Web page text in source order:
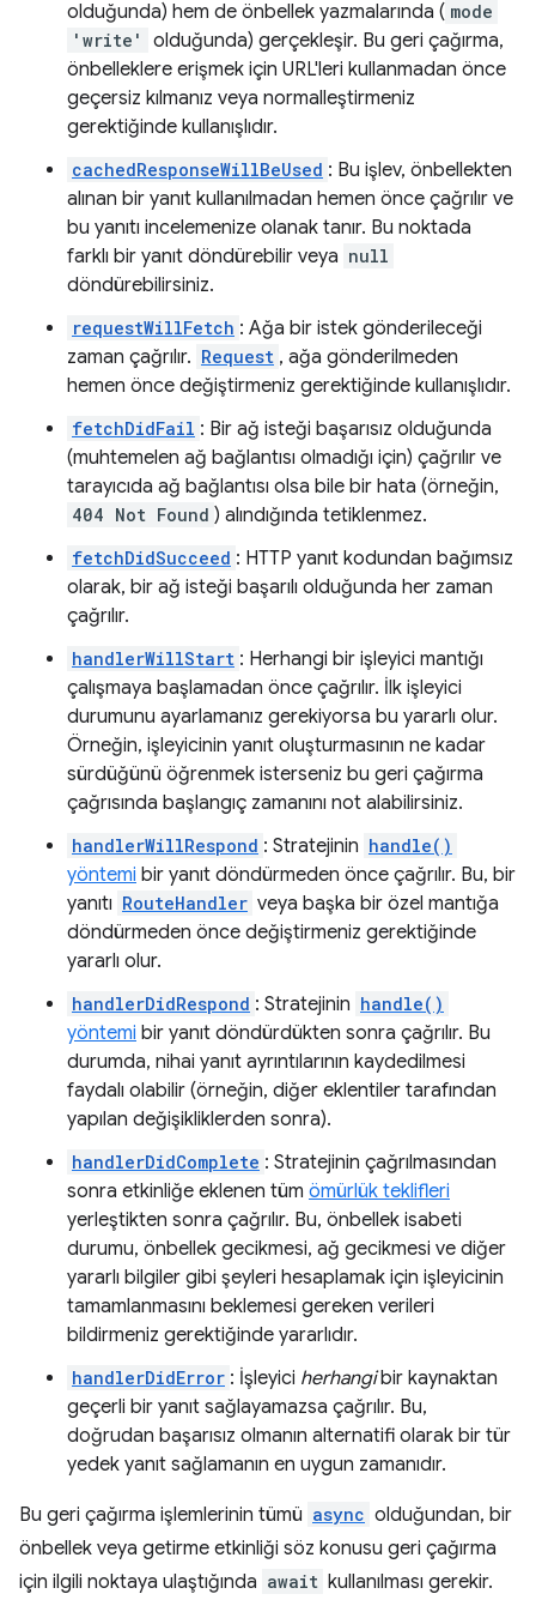
olduğunda) hem de önbellek yazmalarında ( mode
'write'
olduğunda) gerçekleşir. Bu geri çağırma,
önbelleklere erişmek için URL'leri kullanmadan önce
geçersiz kılmanız veya normalleştirmeniz
gerektiğinde kullanışlıdır.
cachedResponseWillBeUsed : Bu işlev, önbellekten
alınan bir yanıt kullanılmadan hemen önce çağrılır ve
bu yanıtı incelemenize olanak tanır. Bu noktada
farklı bir yanıt döndürebilir veya null
döndürebilirsiniz.
requestWillFetch : Ağa bir istek gönderileceği
zaman çağrılır. Request , ağa gönderilmeden
hemen önce değiştirmeniz gerektiğinde kullanışlıdır.
fetchDidFail : Bir ağ isteği başarısız olduğunda
(muhtemelen ağ bağlantısı olmadığı için) çağrılır ve
tarayıcıda ağ bağlantısı olsa bile bir hata (örneğin,
404 Not Found ) alındığında tetiklenmez.
fetchDidSucceed : HTTP yanıt kodundan bağımsız
olarak, bir ağ isteği başarılı olduğunda her zaman
çağrılır.
handlerWillStart : Herhangi bir işleyici mantığı
çalışmaya başlamadan önce çağrılır. İlk işleyici
durumunu ayarlamanız gerekiyorsa bu yararlı olur.
Örneğin, işleyicinin yanıt oluşturmasının ne kadar
sürdüğünü öğrenmek isterseniz bu geri çağırma
çağrısında başlangıç zamanını not alabilirsiniz.
handlerWillRespond : Stratejinin handle()
yöntemi bir yanıt döndürmeden önce çağrılır. Bu, bir
yanıtı RouteHandler veya başka bir özel mantığa
döndürmeden önce değiştirmeniz gerektiğinde
yararlı olur.
handlerDidRespond : Stratejinin handle()
yöntemi bir yanıt döndürdükten sonra çağrılır. Bu
durumda, nihai yanıt ayrıntılarının kaydedilmesi
faydalı olabilir (örneğin, diğer eklentiler tarafından
yapılan değişikliklerden sonra).
handlerDidComplete : Stratejinin çağrılmasından
sonra etkinliğe eklenen tüm ömürlük teklifleri
yerleştikten sonra çağrılır. Bu, önbellek isabeti
durumu, önbellek gecikmesi, ağ gecikmesi ve diğer
yararlı bilgiler gibi şeyleri hesaplamak için işleyicinin
tamamlanmasını beklemesi gereken verileri
bildirmeniz gerektiğinde yararlıdır.
handlerDidError : İşleyici herhangibir kaynaktan
geçerli bir yanıt sağlayamazsa çağrılır. Bu,
doğrudan başarısız olmanın alternatifi olarak bir tür
yedek yanıt sağlamanın en uygun zamanıdır.
Bu geri çağırma işlemlerinin tümü async olduğundan, bir
önbellek veya getirme etkinliği söz konusu geri çağırma
için ilgili noktaya ulaştığında await kullanılması gerekir.